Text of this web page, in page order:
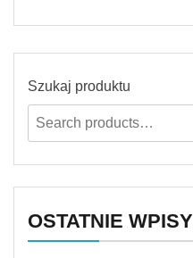
Szukaj produktu
OSTATNIE WPISY